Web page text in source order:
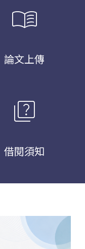
menu_book
論文上傳
quiz
借閱須知